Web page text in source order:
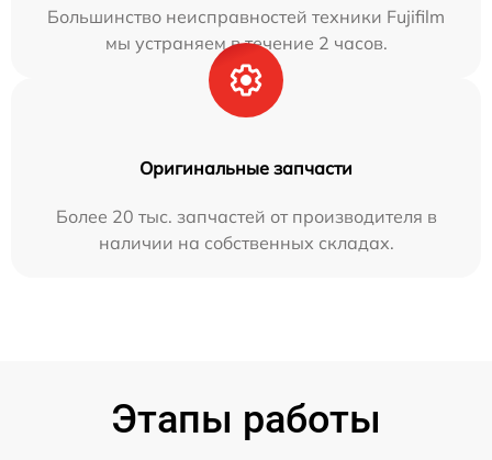
Большинство неисправностей техники Fujifilm
мы устраняем в течение 2 часов.
Оригинальные запчасти
Более 20 тыс. запчастей от производителя в
наличии на собственных складах.
Этапы работы